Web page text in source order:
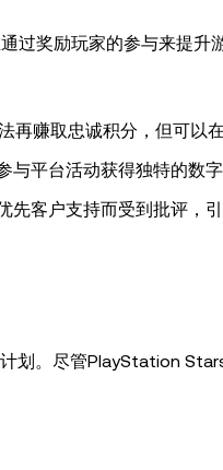
过奖励玩家的参与来提升
再赚取忠诚积分，但可以
与平台活动获得独特的数
先客户支持而受到批评，
划。尽管PlayStation